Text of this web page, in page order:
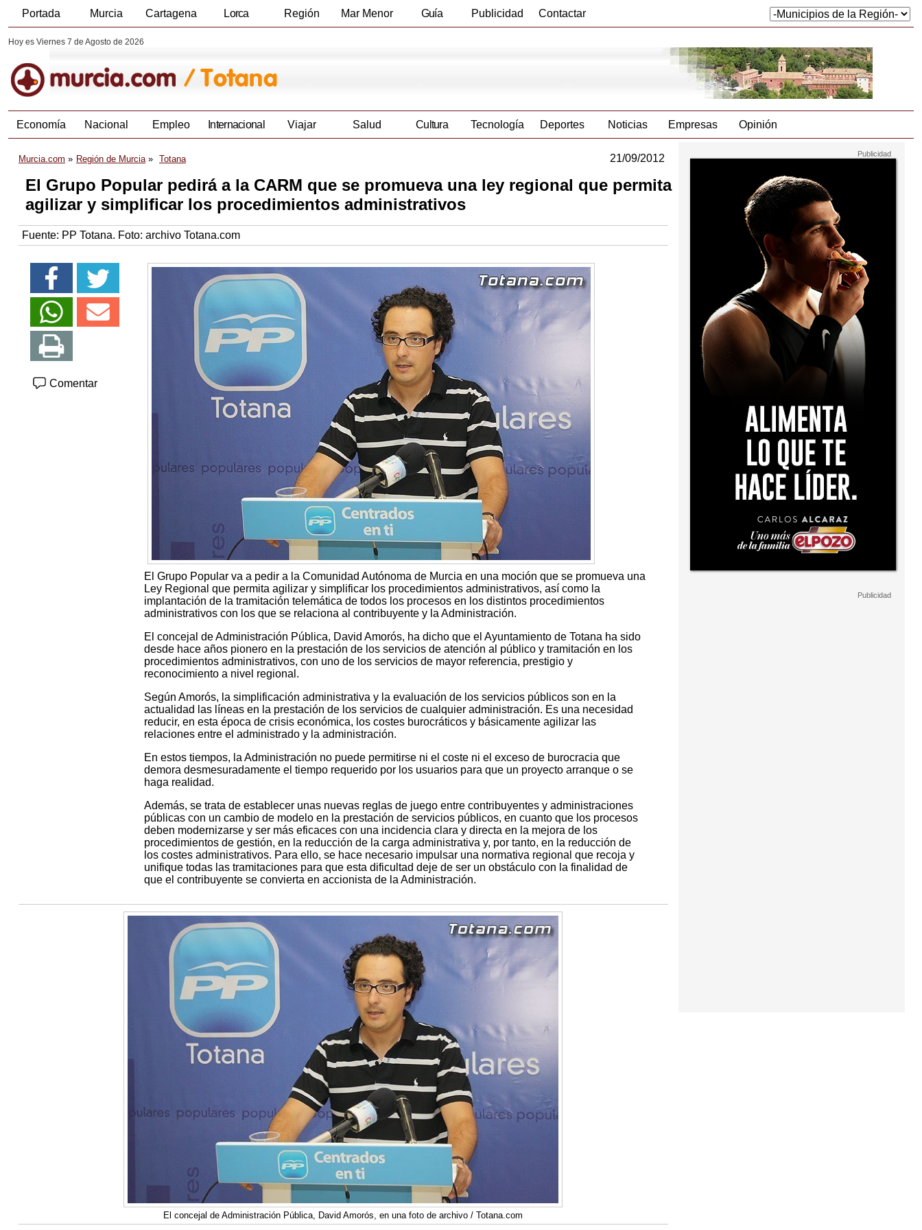
Portada Murcia Cartagena Lorca Región Mar Menor Guía Publicidad Contactar
Hoy es Viernes 7 de Agosto de 2026
Economía Nacional Empleo Internacional Viajar Salud Cultura Tecnología Deportes Noticias Empresas Opinión
Murcia.com Región de Murcia Totana 21/09/2012
El Grupo Popular pedirá a la CARM que se promueva una ley regional que permita
agilizar y simplificar los procedimientos administrativos
Fuente: PP Totana. Foto: archivo Totana.com
Comentar
El Grupo Popular va a pedir a la Comunidad Autónoma de Murcia en una moción que se promueva una
Ley Regional que permita agilizar y simplificar los procedimientos administrativos, así como la
implantación de la tramitación telemática de todos los procesos en los distintos procedimientos
administrativos con los que se relaciona al contribuyente y la Administración.
El concejal de Administración Pública, David Amorós, ha dicho que el Ayuntamiento de Totana ha sido
desde hace años pionero en la prestación de los servicios de atención al público y tramitación en los
procedimientos administrativos, con uno de los servicios de mayor referencia, prestigio y
reconocimiento a nivel regional.
Según Amorós, la simplificación administrativa y la evaluación de los servicios públicos son en la
actualidad las líneas en la prestación de los servicios de cualquier administración. Es una necesidad
reducir, en esta época de crisis económica, los costes burocráticos y básicamente agilizar las
relaciones entre el administrado y la administración.
En estos tiempos, la Administración no puede permitirse ni el coste ni el exceso de burocracia que
demora desmesuradamente el tiempo requerido por los usuarios para que un proyecto arranque o se
haga realidad.
Además, se trata de establecer unas nuevas reglas de juego entre contribuyentes y administraciones
públicas con un cambio de modelo en la prestación de servicios públicos, en cuanto que los procesos
deben modernizarse y ser más eficaces con una incidencia clara y directa en la mejora de los
procedimientos de gestión, en la reducción de la carga administrativa y, por tanto, en la reducción de
los costes administrativos. Para ello, se hace necesario impulsar una normativa regional que recoja y
unifique todas las tramitaciones para que esta dificultad deje de ser un obstáculo con la finalidad de
que el contribuyente se convierta en accionista de la Administración.
El concejal de Administración Pública, David Amorós, en una foto de archivo / Totana.com